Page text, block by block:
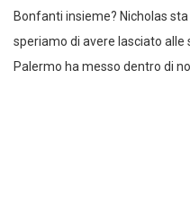
Bonfanti insieme? Nicholas
speriamo di avere lasciato alle
Palermo ha messo dentro di